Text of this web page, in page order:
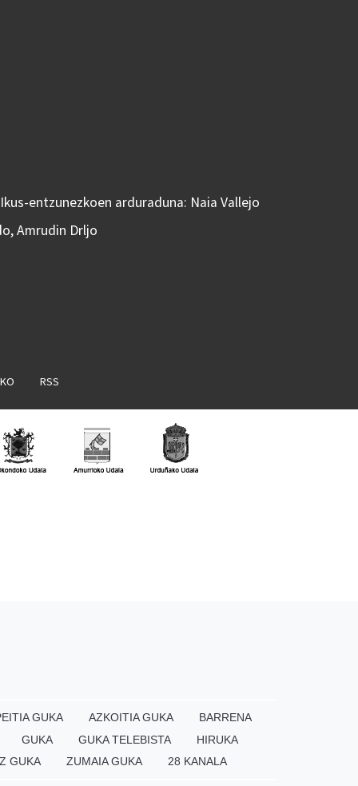
entzunezkoen arduraduna: Naia Vallejo
Amrudin Drljo
RSS
GUKA AZKOITIA GUKA
BARRENA
GUKA GUKA TELEBISTA
HIRUKA
GUKA ZUMAIA GUKA 28 KANALA